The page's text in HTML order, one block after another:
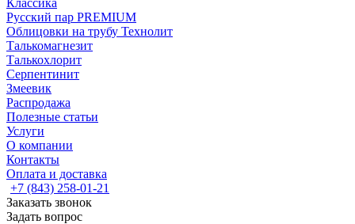
Классика
Русский пар PREMIUM
Облицовки на трубу Технолит
Талькомагнезит
Талькохлорит
Серпентинит
Змеевик
Распродажа
Полезные статьи
Услуги
О компании
Контакты
Оплата и доставка
+7 (843) 258-01-21
Заказать звонок
Задать вопрос